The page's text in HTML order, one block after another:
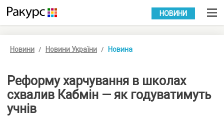
УКР РУС
НОВИНИ
Новини Новини України Новина
Реформу харчування в школах
схвалив Кабмін — як годуватимуть
учнів